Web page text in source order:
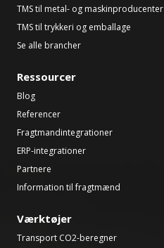
TMS til metal- og maskinproducenter
TMS til trykkeri og emballage
Se alle brancher
Ressourcer
Blog
Referencer
Fragtmandintegrationer
ERP-integrationer
Partnere
Information til fragtmænd
Værktøjer
Transport CO2-beregner